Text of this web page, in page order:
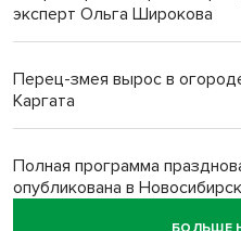
эксперт Ольга Широкова
Перец-змея вырос в
Каргата
Полная программа
опубликована в